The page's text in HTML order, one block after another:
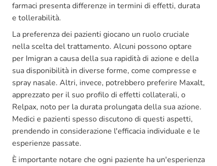
farmaci presenta differenze in termini di effetti, durata
e tollerabilità.
La preferenza dei pazienti giocano un ruolo cruciale
nella scelta del trattamento. Alcuni possono optare
per Imigran a causa della sua rapidità di azione e della
sua disponibilità in diverse forme, come compresse e
spray nasale. Altri, invece, potrebbero preferire Maxalt,
apprezzato per il suo profilo di effetti collaterali, o
Relpax, noto per la durata prolungata della sua azione.
Medici e pazienti spesso discutono di questi aspetti,
prendendo in considerazione l'efficacia individuale e le
esperienze passate.
È importante notare che ogni paziente ha un'esperienza